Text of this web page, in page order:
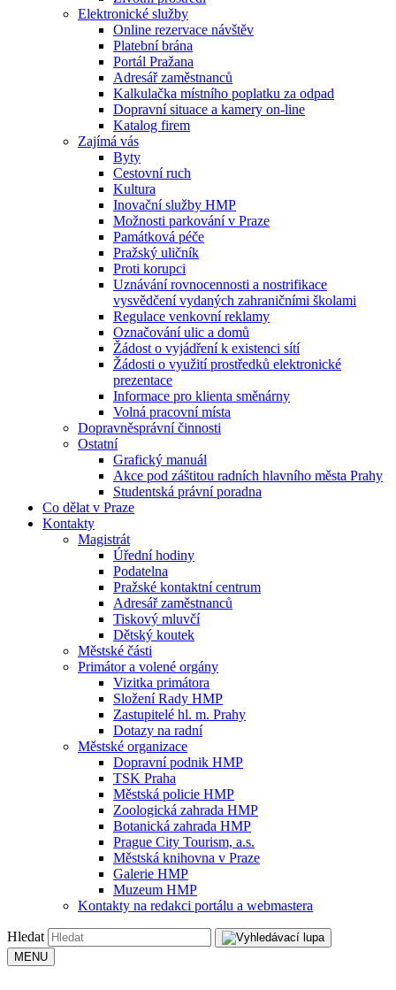
Elektronické služby
Online rezervace návštěv
Platební brána
Portál Pražana
Adresář zaměstnanců
Kalkulačka místního poplatku za odpad
Dopravní situace a kamery on-line
Katalog firem
Zajímá vás
Byty
Cestovní ruch
Kultura
Inovační služby HMP
Možnosti parkování v Praze
Památková péče
Pražský uličník
Proti korupci
Uznávání rovnocennosti a nostrifikace
vysvědčení vydaných zahraničními školami
Regulace venkovní reklamy
Označování ulic a domů
Žádost o vyjádření k existenci sítí
Žádosti o využití prostředků elektronické
prezentace
Informace pro klienta směnárny
Volná pracovní místa
Dopravněsprávní činnosti
Ostatní
Grafický manuál
Akce pod záštitou radních hlavního města Prahy
Studentská právní poradna
Co dělat v Praze
Kontakty
Magistrát
Úřední hodiny
Podatelna
Pražské kontaktní centrum
Adresář zaměstnanců
Tiskový mluvčí
Dětský koutek
Městské části
Primátor a volené orgány
Vizitka primátora
Složení Rady HMP
Zastupitelé hl. m. Prahy
Dotazy na radní
Městské organizace
Dopravní podnik HMP
TSK Praha
Městská policie HMP
Zoologická zahrada HMP
Botanická zahrada HMP
Prague City Tourism, a.s.
Městská knihovna v Praze
Galerie HMP
Muzeum HMP
Kontakty na redakci portálu a webmastera
Hledat
MENU